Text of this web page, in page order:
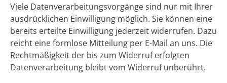
Viele Datenverarbeitungsvorgänge sind nur mit Ihrer
ausdrücklichen Einwilligung möglich. Sie können eine
bereits erteilte Einwilligung jederzeit widerrufen. Dazu
reicht eine formlose Mitteilung per E-Mail an uns. Die
Rechtmäßigkeit der bis zum Widerruf erfolgten
Datenverarbeitung bleibt vom Widerruf unberührt.